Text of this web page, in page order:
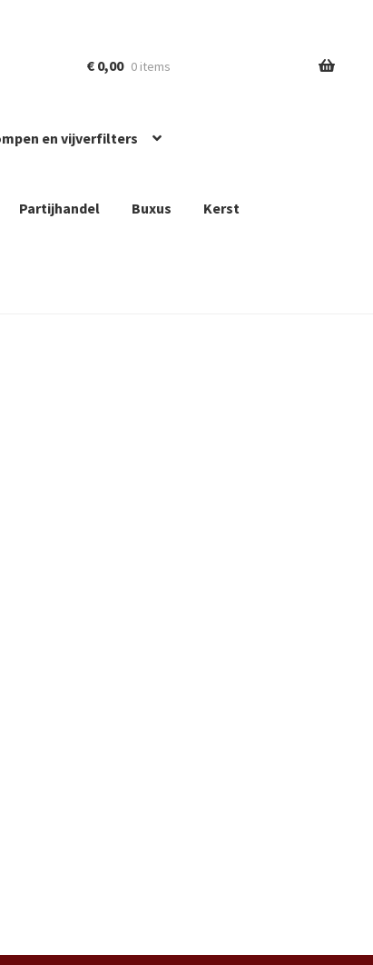
€ 0,00 0 items
en vijverfilters
Partijhandel Buxus Kerst